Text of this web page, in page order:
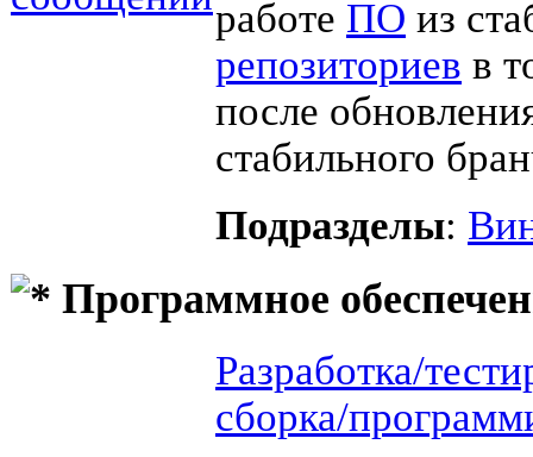
работе ПО из
репозиториев в
после
стабильного
Подразделы:
Программное
Разработка/
сборка/